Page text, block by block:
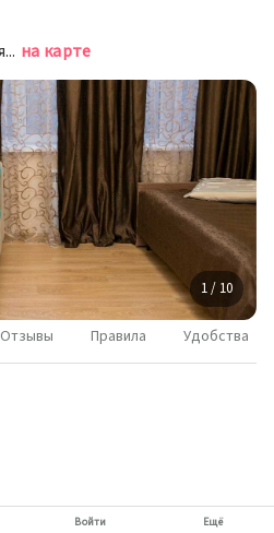
Самарская область, Тольятти, Новозаводская улица, 6Б на карте
1 / 10
Отзывы Правила Удобства
Войти Ещё